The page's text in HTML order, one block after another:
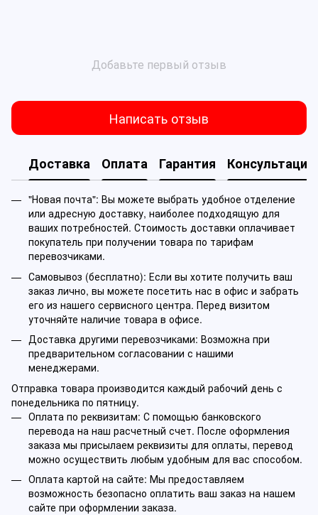
Добавьте первый отзыв
Написать отзыв
Доставка Оплата Гарантия Консультация
"Новая почта": Вы можете выбрать удобное отделение
или адресную доставку, наиболее подходящую для
ваших потребностей. Стоимость доставки оплачивает
покупатель при получении товара по тарифам
перевозчиками.
Самовывоз (бесплатно): Если вы хотите получить ваш
заказ лично, вы можете посетить нас в офис и забрать
его из нашего сервисного центра. Перед визитом
уточняйте наличие товара в офисе.
Доставка другими перевозчиками: Возможна при
предварительном согласовании с нашими
менеджерами.
Отправка товара производится каждый рабочий день с
понедельника по пятницу.
Оплата по реквизитам: С помощью банковского
перевода на наш расчетный счет. После оформления
заказа мы присылаем реквизиты для оплаты, перевод
можно осуществить любым удобным для вас способом.
Оплата картой на сайте: Мы предоставляем
возможность безопасно оплатить ваш заказ на нашем
сайте при оформлении заказа.